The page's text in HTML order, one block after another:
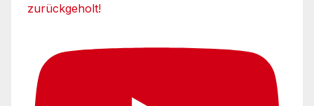
zurückgeholt!